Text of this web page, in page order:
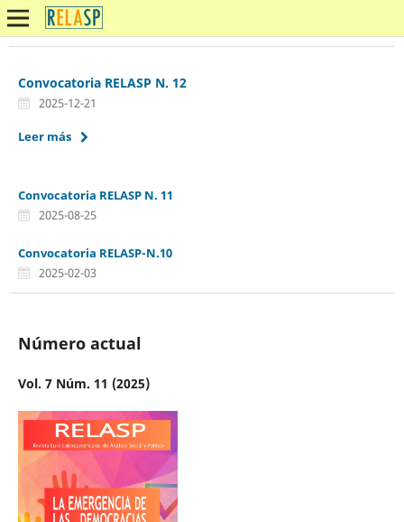
Convocatoria RELASP N. 12
2025-12-21
Leer más
Convocatoria RELASP N. 11
2025-08-25
Convocatoria RELASP-N.10
2025-02-03
Número actual
Vol. 7 Núm. 11 (2025)